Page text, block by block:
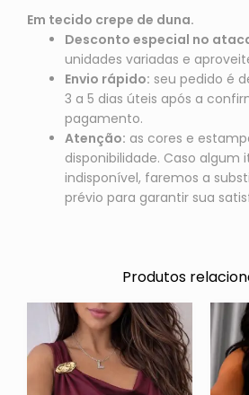
Em tecido crepe de duna.
Desconto especial no
unidades variadas e
Envio rápido: seu pedido é
3 a 5 dias úteis após a
pagamento.
Atenção: as cores e
disponibilidade. Caso algum
indisponível, faremos a
prévio para garantir sua
Produtos